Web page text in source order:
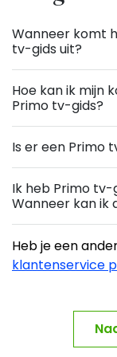
Wanneer komt
tv-gids uit?
Hoe kan ik mijn
Primo tv-gids?
Is er een Primo
Ik heb Primo tv-
Wanneer kan ik
Heb je een
klantenservice